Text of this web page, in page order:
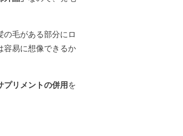
毛がある部分にロ
容易に想像できるか
プリメントの併用 を